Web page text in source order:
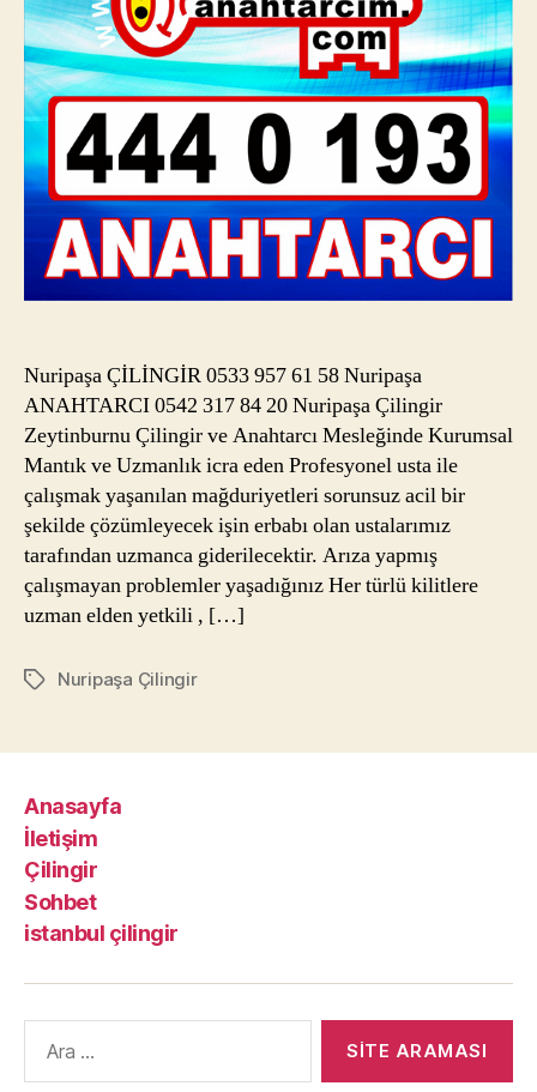
Nuripaşa ÇİLİNGİR 0533 957 61 58 Nuripaşa
ANAHTARCI 0542 317 84 20 Nuripaşa Çilingir
Zeytinburnu Çilingir ve Anahtarcı Mesleğinde Kurumsal
Mantık ve Uzmanlık icra eden Profesyonel usta ile
çalışmak yaşanılan mağduriyetleri sorunsuz acil bir
şekilde çözümleyecek işin erbabı olan ustalarımız
tarafından uzmanca giderilecektir. Arıza yapmış
çalışmayan problemler yaşadığınız Her türlü kilitlere
uzman elden yetkili , […]
EtiketlerNuripaşa Çilingir
Anasayfa
İletişim
Çilingir
Sohbet
istanbul çilingir
yap: